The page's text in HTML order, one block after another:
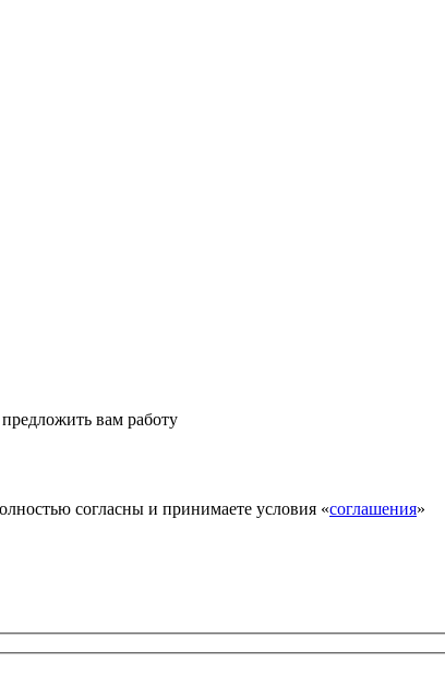
вам работу
согласны и принимаете условия «соглашения»